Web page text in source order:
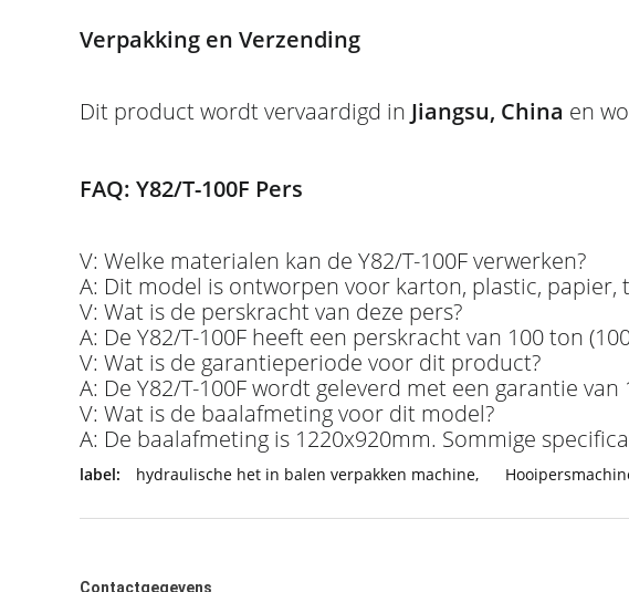
Verpakking en Verzending
Dit product wordt vervaardigd in Jiangsu, China en
FAQ: Y82/T-100F Pers
V: Welke materialen kan de Y82/T-100F verwerken?
A: Dit model is ontworpen voor karton, plastic,
V: Wat is de perskracht van deze pers?
A: De Y82/T-100F heeft een perskracht van 100 ton
V: Wat is de garantieperiode voor dit product?
A: De Y82/T-100F wordt geleverd met een garantie van
V: Wat is de baalafmeting voor dit model?
A: De baalafmeting is 1220x920mm. Sommige
label: hydraulische het in balen verpakken machine,
Contactgegevens